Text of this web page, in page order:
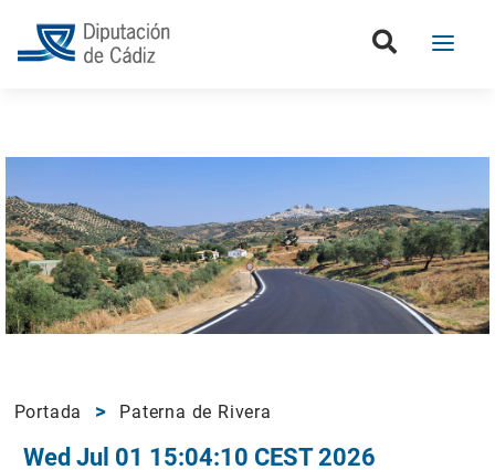
Portada Paterna de Rivera
Wed Jul 01 15:04:10 CEST 2026